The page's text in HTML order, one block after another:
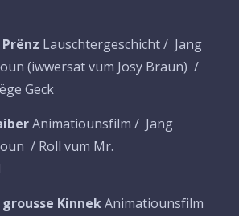
Lauschtergeschicht / Jang
(iwwersat vum Josy Braun) /
Geck
Animatiounsfilm / Jang
/ Roll vum Mr.
KinnekAnimatiounsfilm